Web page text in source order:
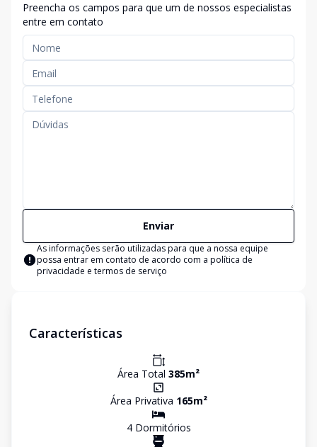
Preencha os campos para que um de nossos especialistas
entre em contato
Enviar
As informações serão utilizadas para que a nossa equipe
possa entrar em contato de acordo com a política de
privacidade e termos de serviço
Características
Área Total 385m²
Área Privativa 165m²
4Dormitórios